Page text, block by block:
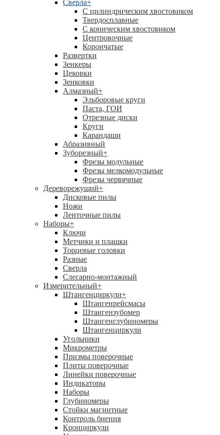
Сверла+
С цилиндрическим хвостовиком
Твердосплавные
С коническим хвостовиком
Центровочные
Корончатые
Развертки
Зенкеры
Цековки
Зенковки
Алмазный+
Эльборовые круги
Паста, ГОИ
Отрезные диски
Круги
Карандаши
Абразивный
Зуборезный+
Фрезы модульные
Фрезы мелкомодульные
Фрезы червячные
Дереворежущий+
Дисковые пилы
Ножи
Ленточные пилы
Наборы+
Ключи
Метчики и плашки
Торцевые головки
Разные
Сверла
Слесарно-монтажный
Измерительный+
Штангенциркули+
Штангенрейсмасы
Штангензубомер
Штангенглубиномеры
Штангенциркули
Угольники
Микрометры
Призмы поверочные
Плиты поверочные
Линейки поверочные
Индикаторы
Наборы
Глубиномеры
Стойки магнитные
Контроль биения
Кронциркули